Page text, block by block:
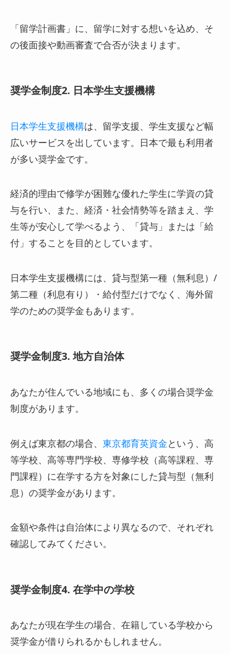
「留学計画書」に、留学に対する想いを込め、そ
の後面接や動画審査で合否が決まります。
奨学金制度2. 日本学生支援機構
日本学生支援機構は、留学支援、学生支援など幅
広いサービスを出しています。日本で最も利用者
が多い奨学金です。
経済的理由で修学が困難な優れた学生に学資の貸
与を行い、また、経済・社会情勢等を踏まえ、学
生等が安心して学べるよう、「貸与」または「給
付」することを目的としています。
日本学生支援機構には、貸与型第一種（無利息）/
第二種（利息有り）・給付型だけでなく、海外留
学のための奨学金もあります。
奨学金制度3. 地方自治体
あなたが住んでいる地域にも、多くの場合奨学金
制度があります。
例えば東京都の場合、 東京都育英資金という、高
等学校、高等専門学校、専修学校（高等課程、専
門課程）に在学する方を対象にした貸与型（無利
息）の奨学金があります。
金額や条件は自治体により異なるので、それぞれ
確認してみてください。
奨学金制度4. 在学中の学校
あなたが現在学生の場合、在籍している学校から
奨学金が借りられるかもしれません。